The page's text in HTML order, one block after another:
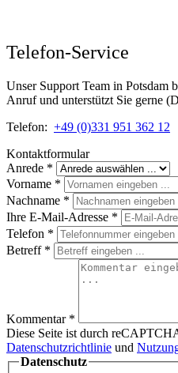
Telefon-Service
Unser Support Team in Potsdam
Anruf und unterstützt Sie gerne
Telefon: +49 (0)331 951 362 12
Kontaktformular
Anrede *
Vorname *
Nachname *
Ihre E-Mail-Adresse *
Telefon *
Betreff *
Kommentar *
Diese Seite ist durch
Datenschutzrichtlinie und
Datenschutz